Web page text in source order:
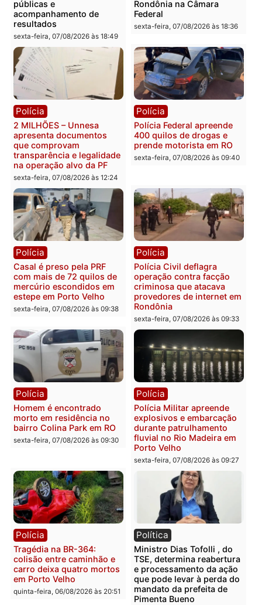
Você também vai querer ler...
Política
Marcos Rogério apresenta
Plano de Governo com
228 projetos, metas
públicas e
acompanhamento de
resultados
sexta-feira, 07/08/2026 às 18:49
Política
Eleições 2026: Pastor
Evanildo pode ser o
primeiro pastor de
sexta-feira, 07/08/2026 às
Polícia
2 MILHÕES – Unnesa
que comprovam
transparência e legalidade
na operação alvo da PF
sexta-feira, 07/08/2026 às 12:24
Polícia
Polícia Federal apreende
400 quilos de drogas e
prende motorista em RO
sexta-feira, 07/08/2026 às
Polícia
com mais de 72 quilos de
mercúrio escondidos em
estepe em Porto Velho
sexta-feira, 07/08/2026 às 09:38
Polícia
Polícia Civil deflagra
operação contra facção
criminosa que atacava
provedores de internet
Rondônia
sexta-feira, 07/08/2026 às